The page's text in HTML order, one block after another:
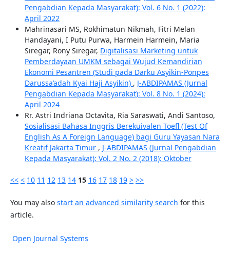
Pengabdian Kepada Masyarakat): Vol. 6 No. 1 (2022):
April 2022
Mahrinasari MS, Rokhimatun Nikmah, Fitri Melan
Handayani, I Putu Purwa, Harmein Harmein, Maria
Siregar, Rony Siregar, Digitalisasi Marketing untuk
Pemberdayaan UMKM sebagai Wujud Kemandirian
Ekonomi Pesantren (Studi pada Darku Asyikin-Ponpes
Darussa’adah Kyai Haji Asyikin) , J-ABDIPAMAS (Jurnal
Pengabdian Kepada Masyarakat): Vol. 8 No. 1 (2024):
April 2024
Rr. Astri Indriana Octavita, Ria Saraswati, Andi Santoso,
Sosialisasi Bahasa Inggris Berekuivalen Toefl (Test Of
English As A Foreign Language) bagi Guru Yayasan Nara
Kreatif Jakarta Timur , J-ABDIPAMAS (Jurnal Pengabdian
Kepada Masyarakat): Vol. 2 No. 2 (2018): Oktober
<< < 10 11 12 13 14 15 16 17 18 19 > >>
You may also start an advanced similarity search for this
article.
Open Journal Systems